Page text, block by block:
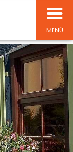
MENÜ